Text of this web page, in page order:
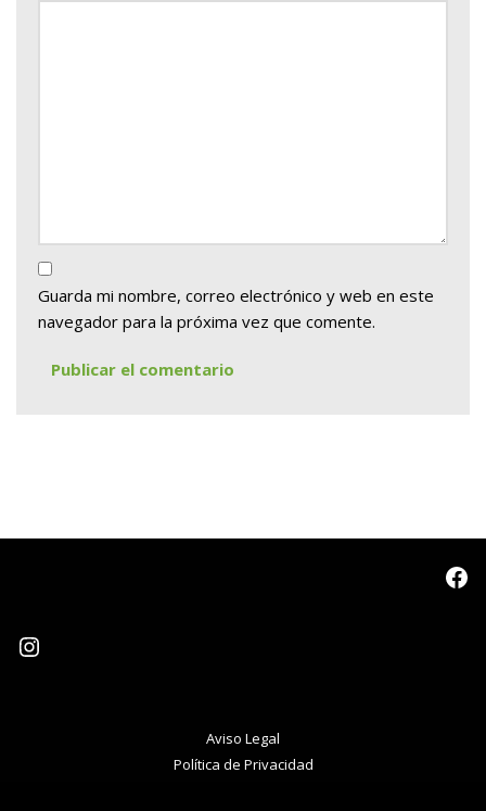
Guarda mi nombre, correo electrónico y web en este
navegador para la próxima vez que comente.
Aviso Legal
Política de Privacidad